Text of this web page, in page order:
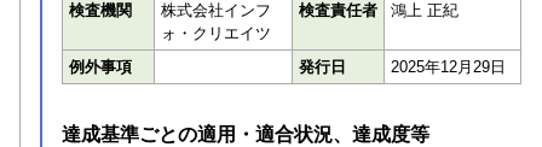
検査機関
株式会社インフ
ォ・クリエイツ
検査責任者 鴻上 正紀
例外事項 発行日 2025年12月29日
達成基準ごとの適用・適合状況、達成度等